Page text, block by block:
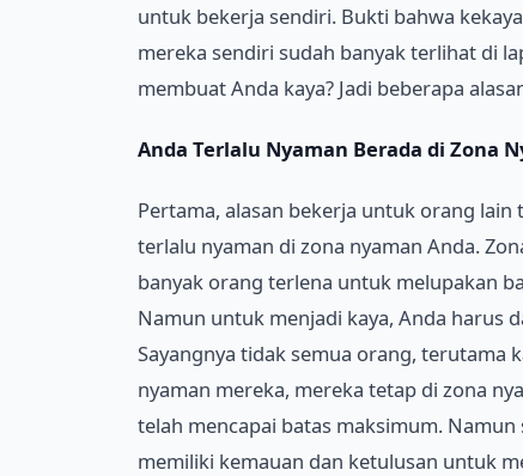
untuk bekerja sendiri. Bukti bahwa
mereka sendiri sudah banyak terlihat di
membuat Anda kaya? Jadi beberapa
Anda Terlalu Nyaman Berada di Zona
Pertama, alasan bekerja untuk orang
terlalu nyaman di zona nyaman Anda.
banyak orang terlena untuk melupakan
Namun untuk menjadi kaya, Anda harus
Sayangnya tidak semua orang, terutama
nyaman mereka, mereka tetap di zona
telah mencapai batas maksimum.
memiliki kemauan dan ketulusan untuk